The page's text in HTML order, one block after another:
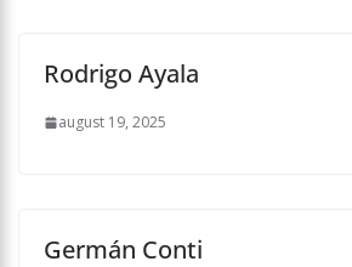
Rodrigo Ayala
august 19, 2025
Germán Conti